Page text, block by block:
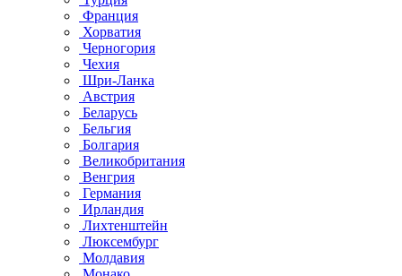
Франция
Хорватия
Черногория
Чехия
Шри-Ланка
Австрия
Беларусь
Бельгия
Болгария
Великобритания
Венгрия
Германия
Ирландия
Лихтенштейн
Люксембург
Молдавия